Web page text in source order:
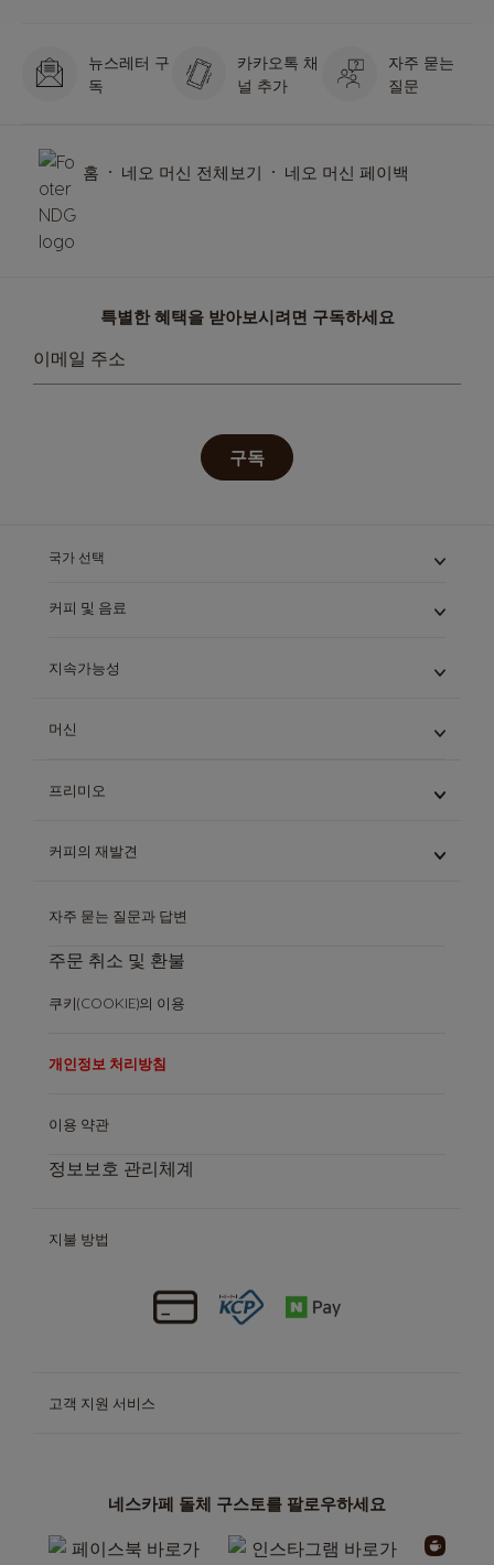
뉴스레터 구
독
카카오톡 채
널 추가
자주 묻는
질문
특별한 혜택을 받아보시려면 구독하세요
이메일 주소
구독
홈 네오 머신 전체보기 네오 머신 페이백
국가 선택
커피 및 음료
네오 캡슐
생분해 가능한 네오 종이 기반 캡슐
지속가능성
오리지널 캡슐을 재활용하세요
머신
네오 머신
고객 지원 서비스
프리미오
프리미오몰 바로가기
커피의 재발견
커피의 세계
스마트 캡슐
자주 묻는 질문
네스카페 돌체 구스토를 팔로우하세요
지불 방법
고객 지원 서비스
자주 묻는 질문과 답변
주문 취소 및 환불
쿠키(COOKIE)의 이용
개인정보 처리방침
이용 약관
정보보호 관리체계